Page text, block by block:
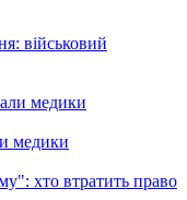
військовий
медики